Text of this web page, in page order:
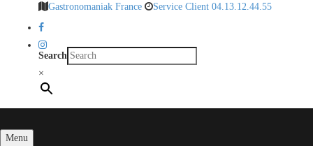
Gastronomaniak France Service Client 04.13.12.44.55
Search
×
Menu